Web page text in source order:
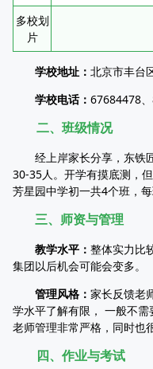
多校划
片
学校地址： 北京市丰台
学校电话： 67684478
二、班级情况
经上岸家长分享，东铁
30-35人。开学有摸底测，
芳星园中学初一共4个班，
三、师资与管理
教学水平： 整体实力比
集团以后机会可能会变多。
管理风格： 家长反馈老
学水平了解有限， 一般不需
老师管理非常严格，同时也
四、作业与考试